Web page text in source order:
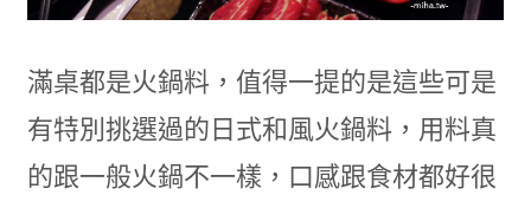
滿桌都是火鍋料，值得一提的是這些可是
有特別挑選過的日式和風火鍋料，用料真
的跟一般火鍋不一樣，口感跟食材都好很